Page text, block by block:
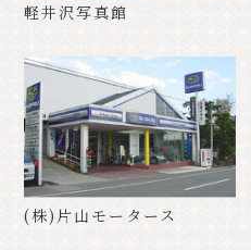
軽井沢写真館
(株)片山モータース